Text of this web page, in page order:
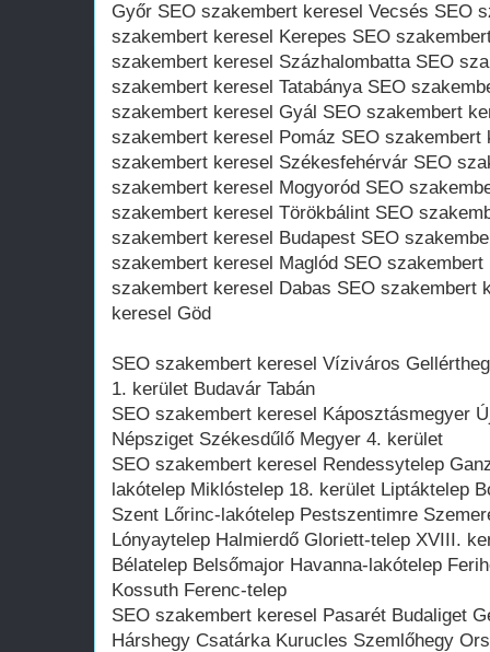
Győr SEO szakembert keresel Vecsés SEO
szakembert keresel Kerepes SEO
szakembert keresel Százhalombatta SEO
szakembert keresel Tatabánya SEO
szakembert keresel Gyál SEO szakembert
szakembert keresel Pomáz SEO szakembert
szakembert keresel Székesfehérvár SEO
szakembert keresel Mogyoród SEO
szakembert keresel Törökbálint SEO
szakembert keresel Budapest SEO
szakembert keresel Maglód SEO
szakembert keresel Dabas SEO szakembert
keresel Göd
SEO szakembert keresel Víziváros
1. kerület Budavár Tabán
SEO szakembert keresel Káposztásmegyer
Népsziget Székesdűlő Megyer 4. kerület
SEO szakembert keresel Rendessytelep
lakótelep Miklóstelep 18. kerület Liptáktelep
Szent Lőrinc-lakótelep Pestszentimre
Lónyaytelep Halmierdő Gloriett-telep XVIII.
Bélatelep Belsőmajor Havanna-lakótelep
Kossuth Ferenc-telep
SEO szakembert keresel Pasarét Budaliget
Hárshegy Csatárka Kurucles Szemlőhegy